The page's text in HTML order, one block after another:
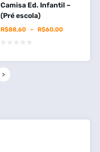
Camisa Ed. Infantil –
(Pré escola)
R$60,00
–
R$88,60